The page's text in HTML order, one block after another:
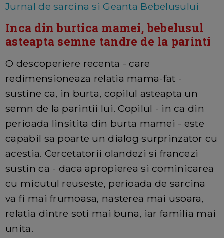
Jurnal de sarcina si Geanta Bebelusului
Inca din burtica mamei, bebelusul
asteapta semne tandre de la parinti
O descoperiere recenta - care
redimensioneaza relatia mama-fat -
sustine ca, in burta, copilul asteapta un
semn de la parintii lui. Copilul - in ca din
perioada linsitita din burta mamei - este
capabil sa poarte un dialog surprinzator cu
acestia. Cercetatorii olandezi si francezi
sustin ca - daca apropierea si cominicarea
cu micutul reuseste, perioada de sarcina
va fi mai frumoasa, nasterea mai usoara,
relatia dintre soti mai buna, iar familia mai
unita.